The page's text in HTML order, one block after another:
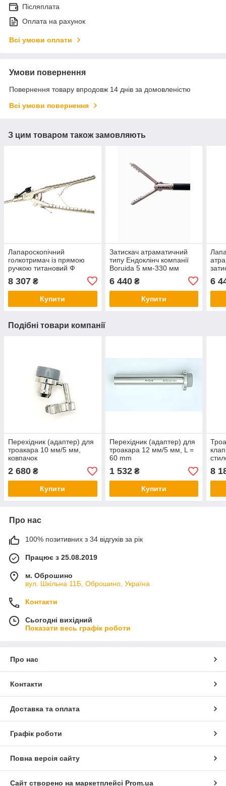
Післяплата
Оплата на рахунок
Всі умови оплати
Умови повернення
Повернення товару впродовж 14 днів за домовленістю
Всі умови повернення
З цим товаром також замовляють
Лапароскопічний
голкотримач із прямою
ручкою титановий Ф
5Х330 мм, на праву руку
8 307 ₴
Купити
Затискач атраматичний
типу Ендоклінч компанії
Boruida 5 мм-330 мм
6 440₴
Купити
6
Подібні товари компанії
Перехідник (адаптер) для
троакара 10 мм/5 мм,
ковпачок
2 680 ₴
Купити
Перехідник (адаптер) для
троакара 12 мм/5 мм, L =
60 mm
1 532₴
Купити
8
Про нас
100% позитивних з 34 відгуків за рік
Працює з 25.08.2019
м. Оброшино
вул. Шкільна 11Б, Оброшино, Україна
Контакти
Сьогодні вихідний
Показати весь графік роботи
Про нас
Контакти
Доставка та оплата
Графік роботи
Повна версія сайту
Сайт створено на маркетплейсі Prom.ua